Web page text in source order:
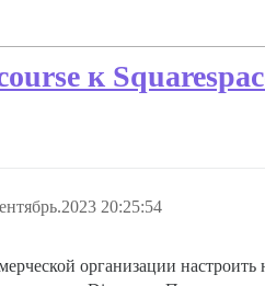
к
20:25:54
организации